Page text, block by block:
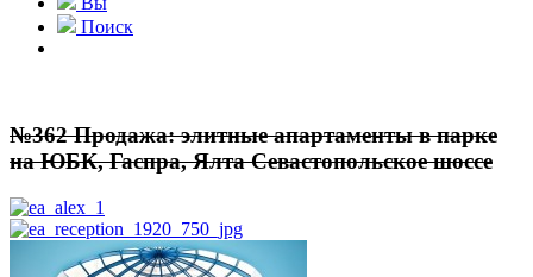
Поиск
№362 Продажа: элитные апартаменты в парке
на ЮБК, Гаспра, Ялта Севастопольское шоссе